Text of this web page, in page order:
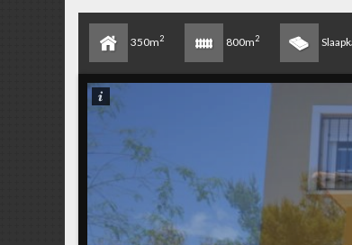
350m2 800m2